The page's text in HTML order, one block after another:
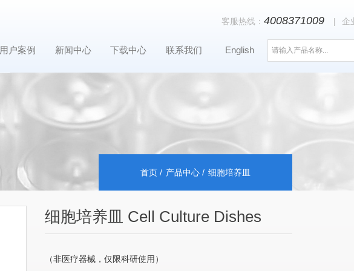
用户案例 新闻中心 下载中心 联系我们 English
客服热线： 4008371009 | 企
首页 产品中心 细胞培养皿
细胞培养皿 Cell Culture Dishes
（非医疗器械，仅限科研使用）